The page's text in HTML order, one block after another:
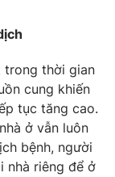
trong thời gian
cung khiến
tục tăng cao.
ở vẫn luôn
bệnh, người
nhà riêng để ở